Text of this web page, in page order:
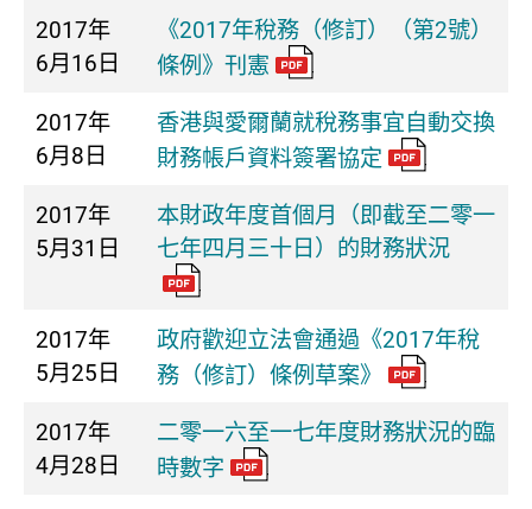
2017年
6月16日
《2017年稅務（修訂）（第2號）
條例》刊憲
2017年
6月8日
香港與愛爾蘭就稅務事宜自動交換
財務帳戶資料簽署協定
2017年
5月31日
本財政年度首個月（即截至二零一
七年四月三十日）的財務狀況
2017年
5月25日
政府歡迎立法會通過《2017年稅
務（修訂）條例草案》
2017年
4月28日
二零一六至一七年度財務狀況的臨
時數字